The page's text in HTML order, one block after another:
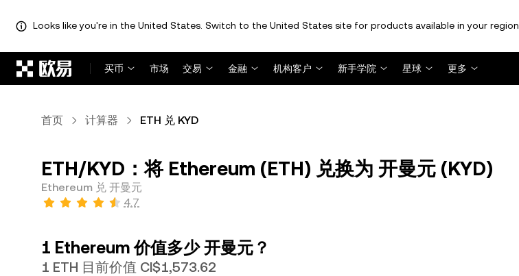
Looks like you're in the United States. Switch to the United States site for products available in your region.
买币
市场 交易 金融 机构客户 新手学院 星球 更多
首页 计算器 ETH 兑 KYD
ETH/KYD：将 Ethereum (ETH) 兑换为 开曼元 (KYD)
Ethereum 兑 开曼元
4.7
1 Ethereum 价值多少 开曼元？
1 ETH 目前价值 CI$1,573.62